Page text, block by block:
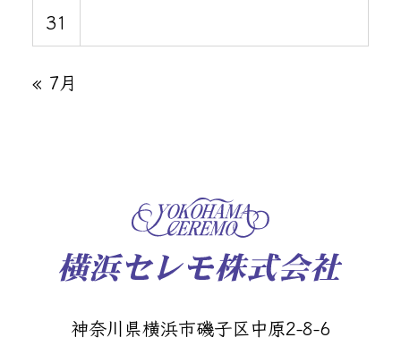
31
« 7月
神奈川県横浜市磯子区中原2-8-6